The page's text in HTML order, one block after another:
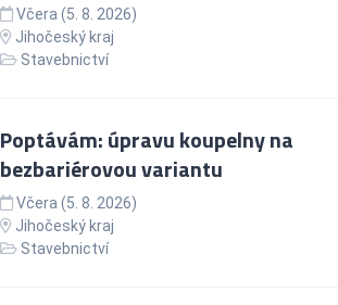
Včera (5. 8. 2026)
Jihočeský kraj
Stavebnictví
Poptávám: úpravu koupelny na
bezbariérovou variantu
Včera (5. 8. 2026)
Jihočeský kraj
Stavebnictví